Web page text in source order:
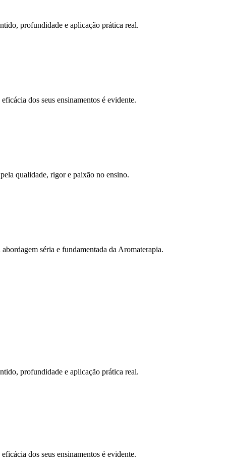
profundidade e aplicação prática real.
dos seus ensinamentos é evidente.
qualidade, rigor e paixão no ensino.
séria e fundamentada da Aromaterapia.
profundidade e aplicação prática real.
dos seus ensinamentos é evidente.